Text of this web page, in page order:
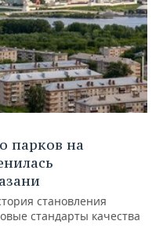
парков на
становления
стандарты качества